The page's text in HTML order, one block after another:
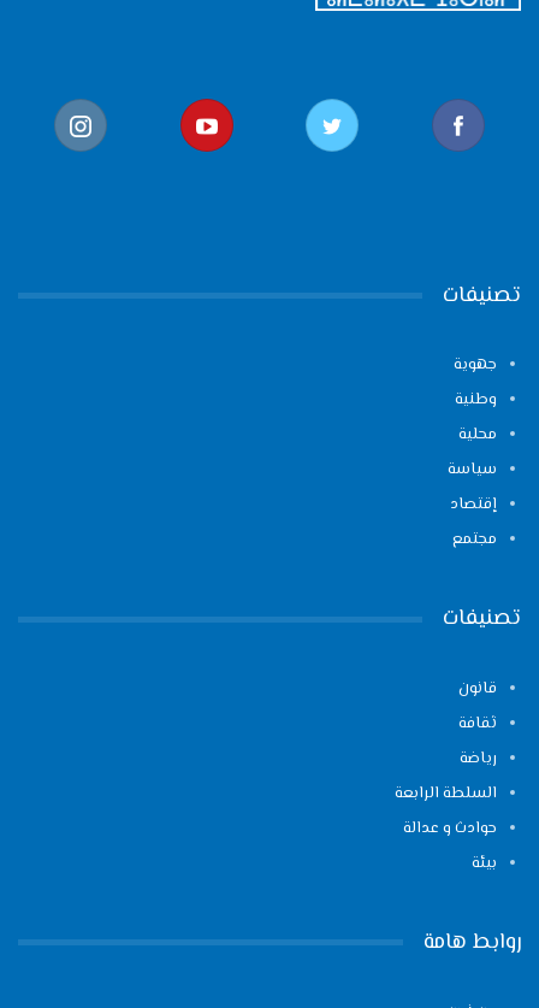
تصنيفات
جهوية
وطنية
محلية
سياسة
إقتصاد
مجتمع
تصنيفات
قانون
ثقافة
رياضة
السلطة الرابعة
حوادث و عدالة
بيئة
روابط هامة